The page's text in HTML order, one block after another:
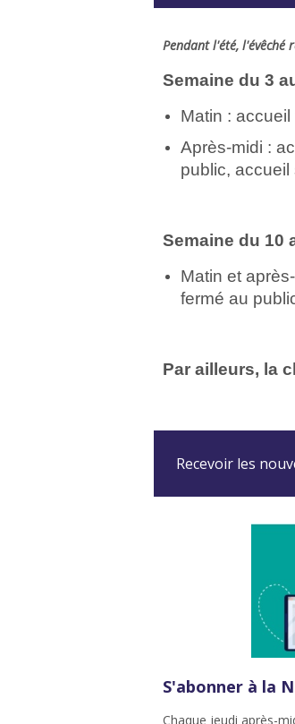
Pendant l'été,
Semaine du 3
Matin :
Après-midi :
public,
Semaine du 10
Matin et
fermé au
Par ailleurs, la
Recevoir les
S'abonner à la
Chaque jeudi après-